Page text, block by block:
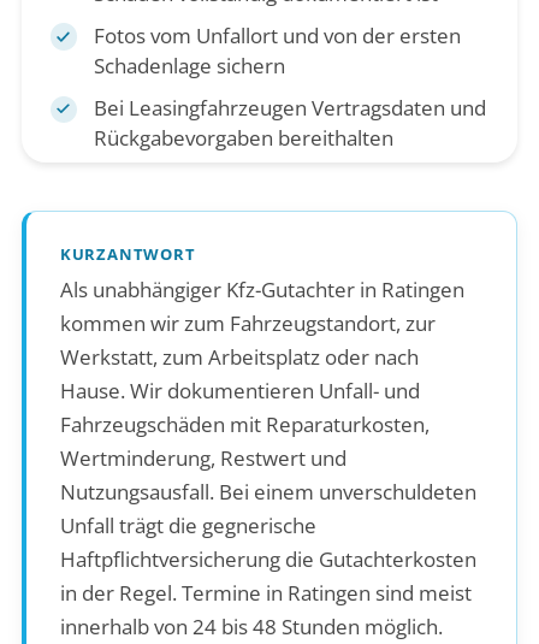
Fotos vom Unfallort und von der ersten
Schadenlage sichern
Bei Leasingfahrzeugen Vertragsdaten und
Rückgabevorgaben bereithalten
KURZANTWORT
Als unabhängiger Kfz-Gutachter in Ratingen
kommen wir zum Fahrzeugstandort, zur
Werkstatt, zum Arbeitsplatz oder nach
Hause. Wir dokumentieren Unfall- und
Fahrzeugschäden mit Reparaturkosten,
Wertminderung, Restwert und
Nutzungsausfall. Bei einem unverschuldeten
Unfall trägt die gegnerische
Haftpflichtversicherung die Gutachterkosten
in der Regel. Termine in Ratingen sind meist
innerhalb von 24 bis 48 Stunden möglich.